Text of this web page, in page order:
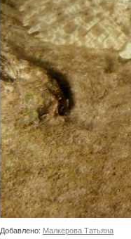
Добавлено: Малкерова Татьяна